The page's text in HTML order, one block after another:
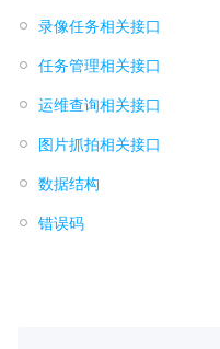
录像任务相关接口
任务管理相关接口
运维查询相关接口
图片抓拍相关接口
数据结构
错误码